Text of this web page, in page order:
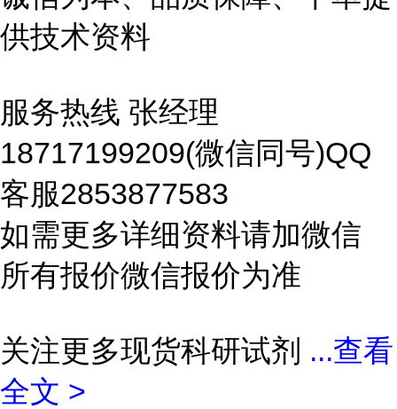
供技术资料
服务热线 张经理
18717199209(微信同号)QQ
客服2853877583
如需更多详细资料请加微信
所有报价微信报价为准
关注更多现货科研试剂 ...查看
全文 >